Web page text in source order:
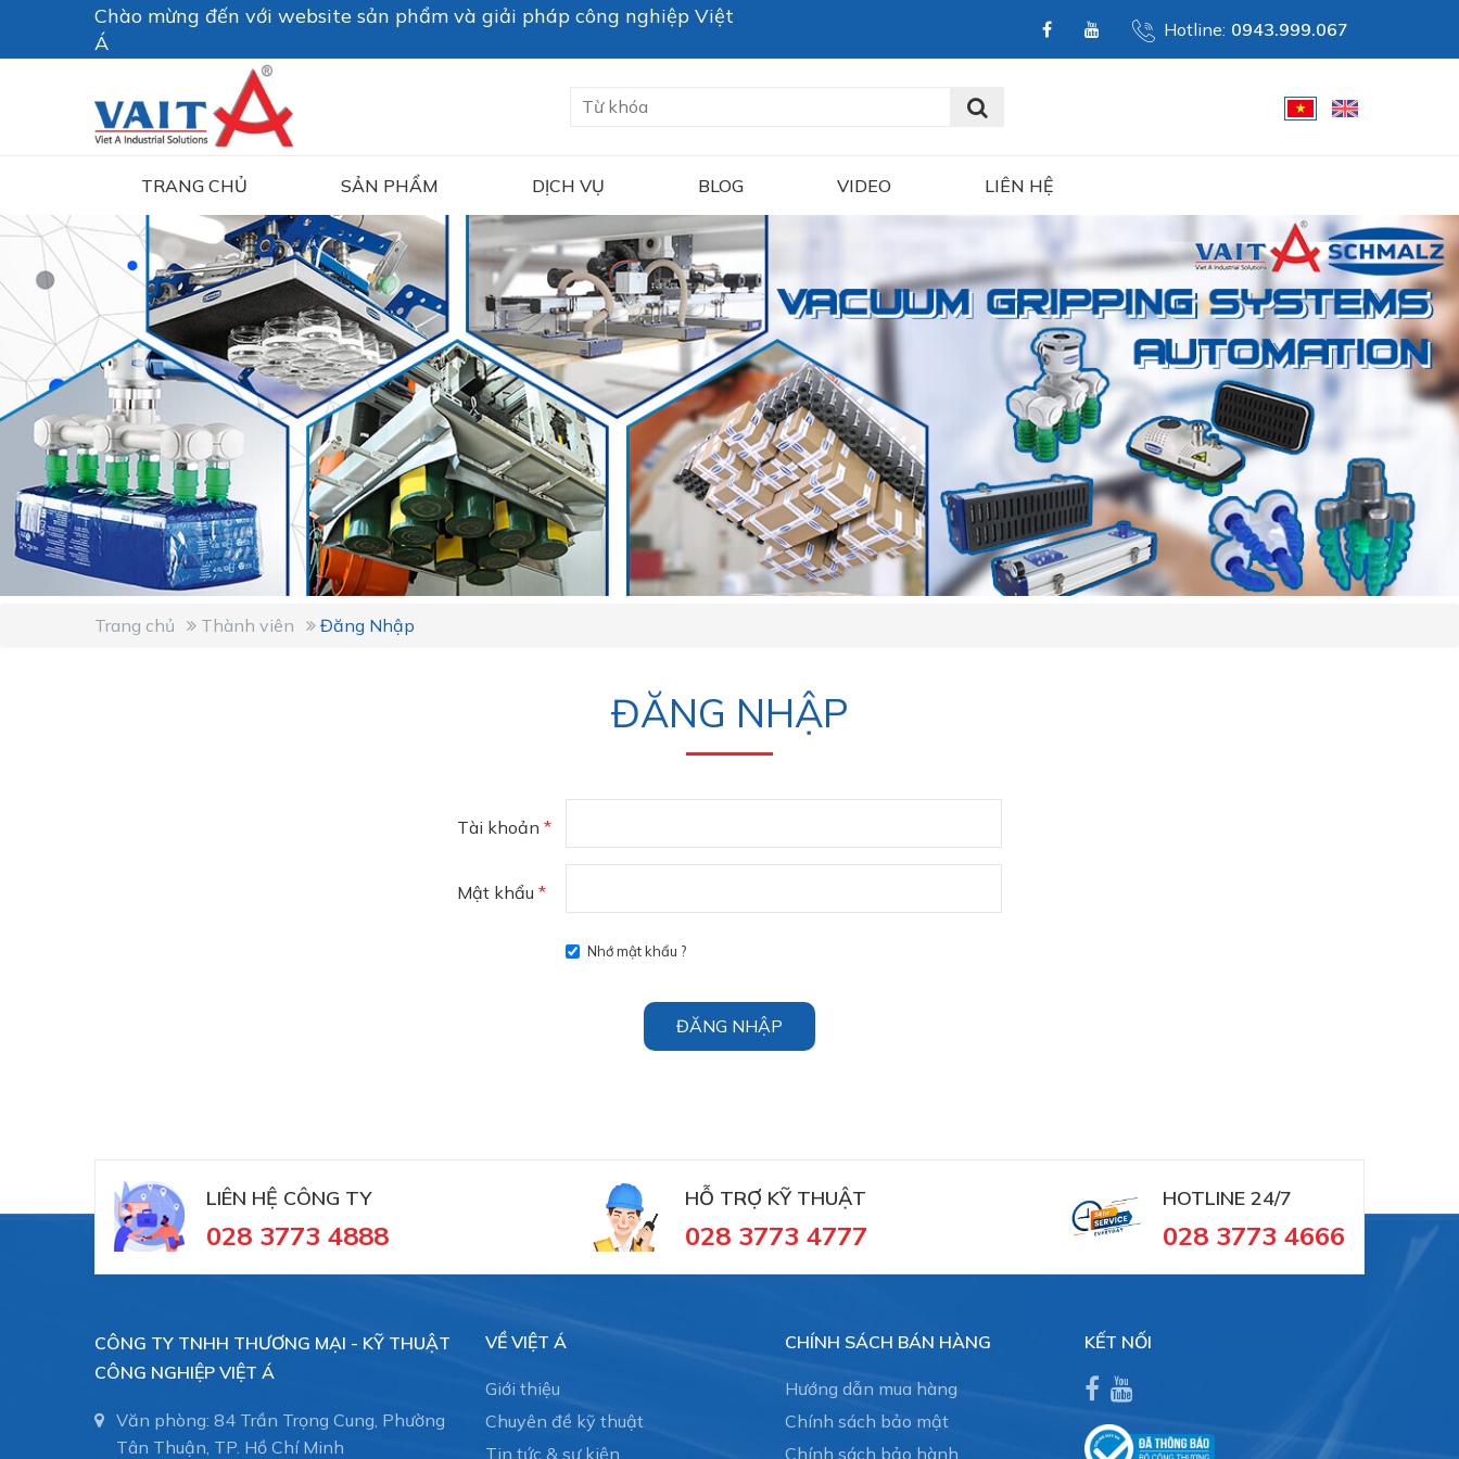
Chào mừng đến với website sản phẩm và giải pháp công nghiệp Việt
Á
Hotline: 0943.999.067
TRANG CHỦ SẢN PHẨM DỊCH VỤ BLOG VIDEO LIÊN HỆ
Trang chủ Thành viên Đăng Nhập
ĐĂNG NHẬP
Tài khoản *
Mật khẩu *
Nhớ mật khẩu ?
ĐĂNG NHẬP
LIÊN HỆ CÔNG TY
028 3773 4888
HỖ TRỢ KỸ THUẬT
028 3773 4777
HOTLINE 24/7
028 3773 4666
CÔNG TY TNHH THƯƠNG MẠI - KỸ THUẬT
CÔNG NGHIỆP VIỆT Á
Văn phòng: 84 Trần Trọng Cung, Phường
Tân Thuận, TP. Hồ Chí Minh
VỀ VIỆT Á
Giới thiệu
Chuyên đề kỹ thuật
Tin tức & sự kiện
CHÍNH SÁCH BÁN HÀNG
Hướng dẫn mua hàng
Chính sách bảo mật
Chính sách bảo hành
KẾT NỐI